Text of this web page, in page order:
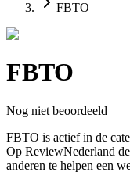
FBTO
FBTO
Nog niet beoordeeld
FBTO is actief in de
Op ReviewNederland
anderen te helpen een